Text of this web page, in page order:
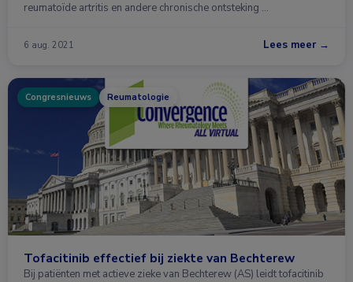
reumatoïde artritis en andere chronische ontsteking …
6 aug. 2021 Lees meer →
Congresnieuws Reumatologie
Tofacitinib effectief bij ziekte van Bechterew
Bij patiënten met actieve zieke van Bechterew (AS) leidt tofacitinib